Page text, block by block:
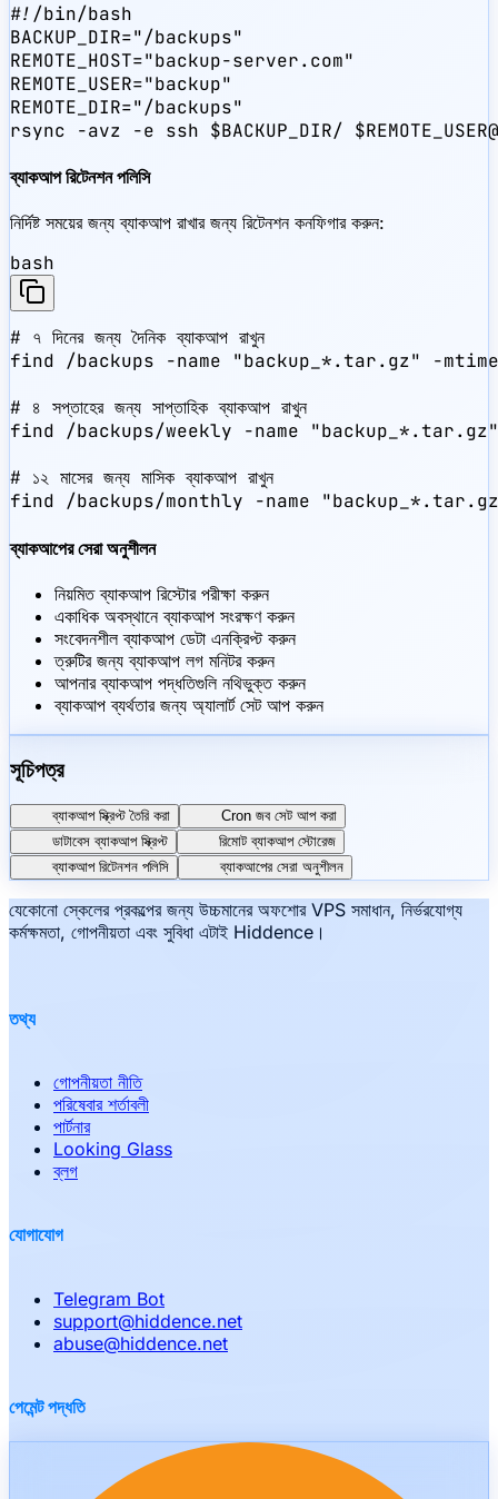
#!/bin/bash
BACKUP_DIR="/backups"
REMOTE_HOST="backup-server.com"
REMOTE_USER="backup"
REMOTE_DIR="/backups"
rsync -avz -e ssh $BACKUP_DIR/
ব্যাকআপ রিটেনশন পলিসি
নির্দিষ্ট সময়ের জন্য ব্যাকআপ রাখার জন্য রিটেনশন কনফিগার করুন:
bash
# ৭ দিনের জন্য দৈনিক ব্যাকআপ রাখুন
find /backups -name "backup_*.tar.gz" -
# ৪ সপ্তাহের জন্য সাপ্তাহিক ব্যাকআপ রাখুন
find /backups/weekly -name
# ১২ মাসের জন্য মাসিক ব্যাকআপ রাখুন
find /backups/monthly -name
ব্যাকআপের সেরা অনুশীলন
নিয়মিত ব্যাকআপ রিস্টোর পরীক্ষা করুন
একাধিক অবস্থানে ব্যাকআপ সংরক্ষণ করুন
সংবেদনশীল ব্যাকআপ ডেটা এনক্রিপ্ট করুন
ত্রুটির জন্য ব্যাকআপ লগ মনিটর করুন
আপনার ব্যাকআপ পদ্ধতিগুলি নথিভুক্ত করুন
ব্যাকআপ ব্যর্থতার জন্য অ্যালার্ট সেট আপ করুন
সূচিপত্র
ব্যাকআপ স্ক্রিপ্ট তৈরি করা
Cron জব সেট আপ করা
ডাটাবেস ব্যাকআপ স্ক্রিপ্ট
রিমোট ব্যাকআপ স্টোরেজ
ব্যাকআপ রিটেনশন পলিসি
ব্যাকআপের সেরা অনুশীলন
যেকোনো স্কেলের প্রকল্পের জন্য উচ্চমানের অফশোর VPS সমাধান, নির্ভরযোগ্য
কর্মক্ষমতা, গোপনীয়তা এবং সুবিধা এটাই Hiddence।
তথ্য
গোপনীয়তা নীতি
পরিষেবার শর্তাবলী
পার্টনার
Looking Glass
ব্লগ
যোগাযোগ
Telegram Bot
support@hiddence.net
abuse@hiddence.net
পেমেন্ট পদ্ধতি